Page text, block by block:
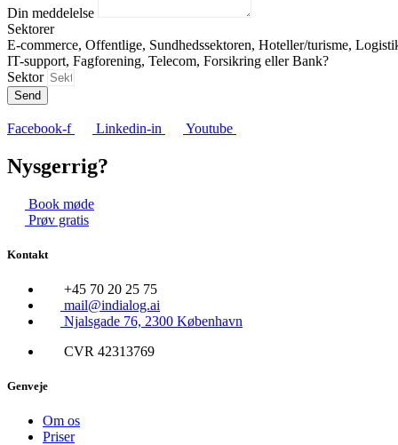
Din meddelelse
Sektorer
E-commerce, Offentlige, Sundhedssektoren, Hoteller/turisme,
IT-support, Fagforening, Telecom, Forsikring eller Bank?
Sektor
Send
Facebook-f Linkedin-in Youtube
Nysgerrig?
Book møde
Prøv gratis
Kontakt
+45 70 20 25 75
mail@indialog.ai
Njalsgade 76, 2300 København
CVR 42313769
Genveje
Om os
Priser